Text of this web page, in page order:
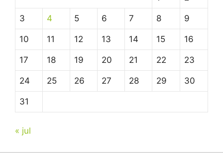
3 4 5 6 7 8 9
10 11 12 13 14 15 16
17 18 19 20 21 22 23
24 25 26 27 28 29 30
31
« jul